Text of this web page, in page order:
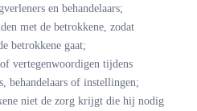
en behandelaars;
met de betrokkene, zodat
betrokkene gaat;
vertegenwoordigen tijdens
behandelaars of instellingen;
niet de zorg krijgt die hij nodig